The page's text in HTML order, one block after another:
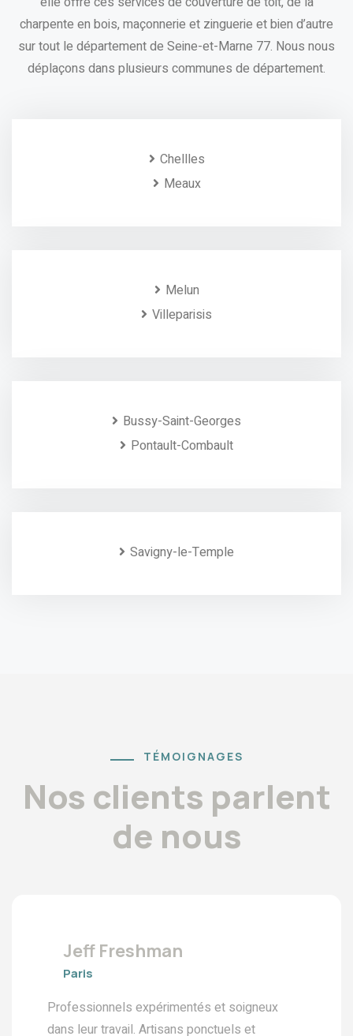
charpente en bois, maçonnerie et zinguerie et bien d’autre
sur tout le département de Seine-et-Marne 77. Nous nous
déplaçons dans plusieurs communes de département.
Chellles
Meaux
Melun
Villeparisis
Bussy-Saint-Georges
Pontault-Combault
Savigny-le-Temple
TÉMOIGNAGES
Nos clients parlent
de nous
Jeff Freshman
Paris
Professionnels expérimentés et soigneux
dans leur travail. Artisans ponctuels et